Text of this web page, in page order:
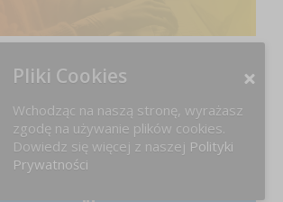
Facebook
Pliki Cookies
Wchodząc na naszą stronę, wyrażasz
zgodę na używanie plików cookies.
Dowiedz się więcej z naszej Polityki
Prywatności